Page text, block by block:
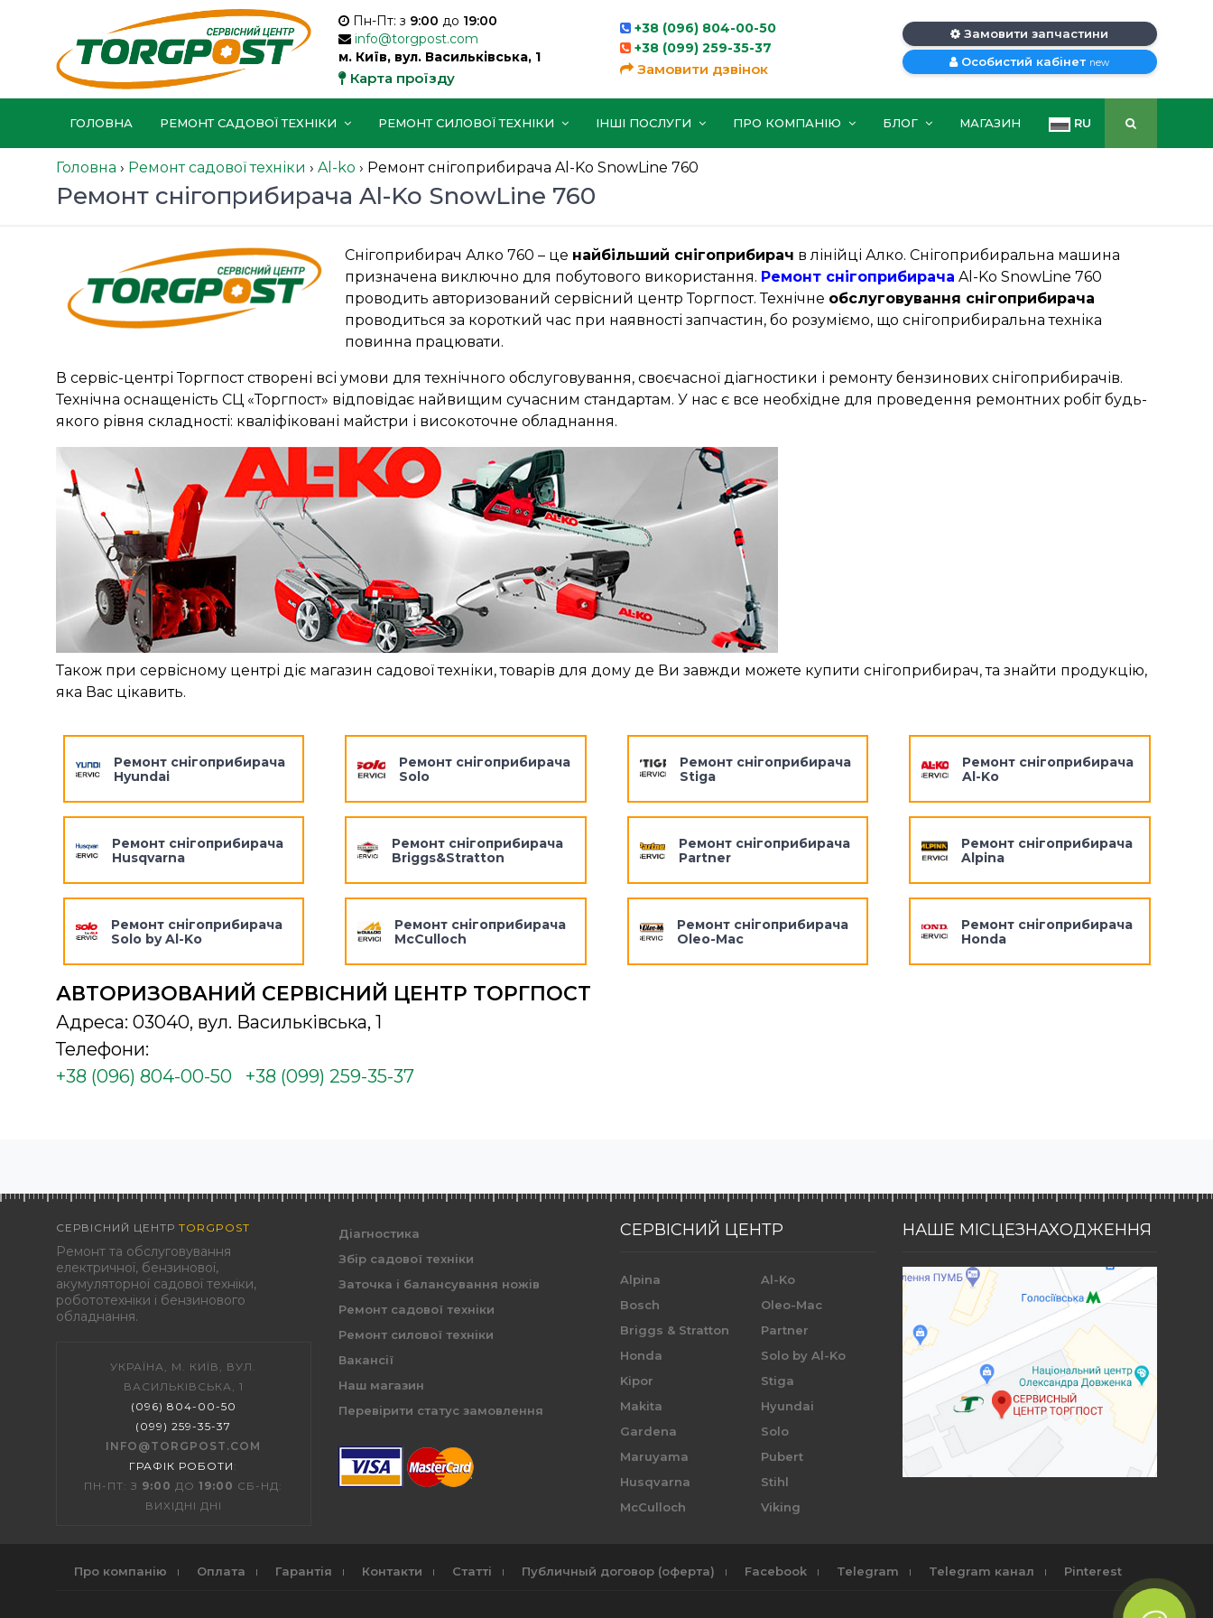
Пн-Пт: з 9:00 до 19:00
info@torgpost.com
м. Київ, вул. Васильківська, 1
Карта проїзду
+38 (096) 804-00-50
+38 (099) 259-35-37
Замовити дзвінок
Замовити запчастини
Особистий кабінет new
ГОЛОВНА РЕМОНТ САДОВОЇ ТЕХНІКИ РЕМОНТ СИЛОВОЇ ТЕХНІКИ ІНШІ ПОСЛУГИ ПРО КОМПАНІЮ БЛОГ МАГАЗИН RU
Головна › Ремонт садової техніки › Al-ko › Ремонт снігоприбирача Al-Ko SnowLine 760
Ремонт снігоприбирача Al-Ko SnowLine 760
Снігоприбирач Алко 760 – це найбільший снігоприбирач в лінійці Алко. Снігоприбиральна машина
призначена виключно для побутового використання. Ремонт снігоприбирача Al-Ko SnowLine 760
проводить авторизований сервісний центр Торгпост. Технічне обслуговування снігоприбирача
проводиться за короткий час при наявності запчастин, бо розуміємо, що снігоприбиральна техніка
повинна працювати.
В сервіс-центрі Торгпост створені всі умови для технічного обслуговування, своєчасної діагностики і ремонту бензинових снігоприбирачів.
Технічна оснащеність СЦ «Торгпост» відповідає найвищим сучасним стандартам. У нас є все необхідне для проведення ремонтних робіт будь-
якого рівня складності: кваліфіковані майстри і високоточне обладнання.
Також при сервісному центрі діє магазин садової техніки, товарів для дому де Ви завжди можете купити снігоприбирач, та знайти продукцію,
яка Вас цікавить.
Ремонт снігоприбирача
Hyundai
Ремонт снігоприбирача
Husqvarna
Ремонт снігоприбирача
Solo by Al-Ko
Ремонт снігоприбирача
Solo
Ремонт снігоприбирача
Briggs&Stratton
Ремонт снігоприбирача
McCulloch
Ремонт снігоприбирача
Stiga
Ремонт снігоприбирача
Partner
Ремонт снігоприбирача
Oleo-Mac
Ремонт снігоприбирача
Al-Ko
Ремонт снігоприбирача
Alpina
Ремонт снігоприбирача
Honda
АВТОРИЗОВАНИЙ СЕРВІСНИЙ ЦЕНТР ТОРГПОСТ
Адреса: 03040, вул. Васильківська, 1
Телефони:
+38 (096) 804-00-50
+38 (099) 259-35-37
СЕРВІСНИЙ ЦЕНТР TORGPOST
Ремонт та обслуговування
електричної, бензинової,
акумуляторної садової техніки,
робототехніки і бензинового
обладнання.
УКРАЇНА, М. КИЇВ, ВУЛ.
ВАСИЛЬКІВСЬКА, 1
(096) 804-00-50
(099) 259-35-37
INFO@TORGPOST.COM
ГРАФІК РОБОТИ :
ПН-ПТ: З 9:00 ДО19:00 СБ-НД:
ВИХІДНІ ДНІ
Діагностика
Збір садової техніки
Заточка і балансування ножів
Ремонт садової техніки
Ремонт силової техніки
Вакансії
Наш магазин
Перевірити статус замовлення
СЕРВІСНИЙ ЦЕНТР
Alpina
Bosch
Briggs & Stratton
Honda
Kipor
Makita
Gardena
Maruyama
Husqvarna
McCulloch
Al-Ko
Oleo-Mac
Partner
Solo by Al-Ko
Stiga
Hyundai
Solo
Pubert
Stihl
Viking
НАШЕ МІСЦЕЗНАХОДЖЕННЯ
Про компанію Оплата Гарантія Контакти Статті Публичный договор (оферта) Facebook Telegram Telegram канал Pinterest